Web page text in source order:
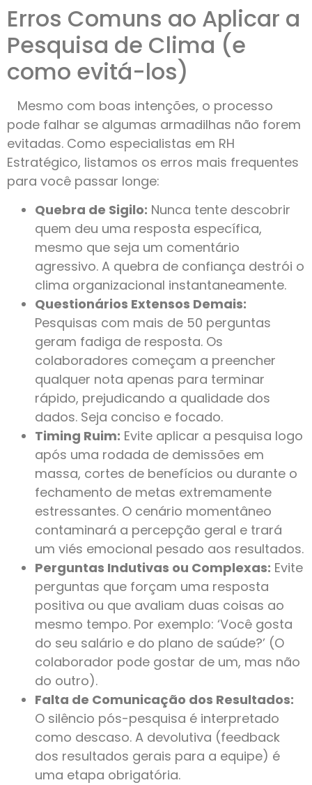
Erros Comuns ao Aplicar a
Pesquisa de Clima (e
como evitá-los)
Mesmo com boas intenções, o processo
pode falhar se algumas armadilhas não forem
evitadas. Como especialistas em RH
Estratégico, listamos os erros mais frequentes
para você passar longe:
Quebra de Sigilo: Nunca tente descobrir
quem deu uma resposta específica,
mesmo que seja um comentário
agressivo. A quebra de confiança destrói o
clima organizacional instantaneamente.
Questionários Extensos Demais:
Pesquisas com mais de 50 perguntas
geram fadiga de resposta. Os
colaboradores começam a preencher
qualquer nota apenas para terminar
rápido, prejudicando a qualidade dos
dados. Seja conciso e focado.
Timing Ruim: Evite aplicar a pesquisa logo
após uma rodada de demissões em
massa, cortes de benefícios ou durante o
fechamento de metas extremamente
estressantes. O cenário momentâneo
contaminará a percepção geral e trará
um viés emocional pesado aos resultados.
Perguntas Indutivas ou Complexas: Evite
perguntas que forçam uma resposta
positiva ou que avaliam duas coisas ao
mesmo tempo. Por exemplo: ‘Você gosta
do seu salário e do plano de saúde?’ (O
colaborador pode gostar de um, mas não
do outro).
Falta de Comunicação dos Resultados:
O silêncio pós-pesquisa é interpretado
como descaso. A devolutiva (feedback
dos resultados gerais para a equipe) é
uma etapa obrigatória.